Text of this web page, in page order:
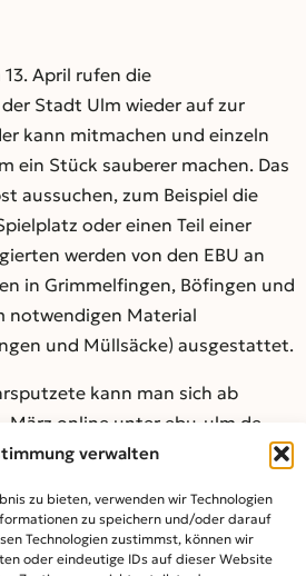
verwalten
zu bieten, verwenden wir Technologien
zu speichern und/oder darauf
Technologien zustimmst, können wir
oder eindeutige IDs auf dieser Website
April rufen die
Stadt Ulm wieder auf zur
kann mitmachen und einzeln
ein Stück sauberer machen. Das
aussuchen, zum Beispiel die
oder einen Teil einer
werden von den EBU an
in Grimmelfingen, Böfingen und
notwendigen Material
und Müllsäcke) ausgestattet.
kann man sich ab
März online unter ebu-ulm.de.
Informationen zur
und anderes.
sind auch bei der EBU-